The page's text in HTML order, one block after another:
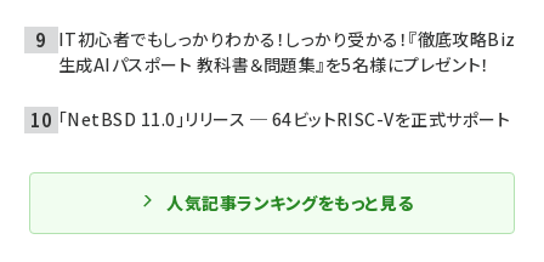
IT初心者でもしっかりわかる！しっかり受かる！『徹底攻略Biz
生成AIパスポート 教科書＆問題集』を5名様にプレゼント！
「NetBSD 11.0」リリース ─ 64ビットRISC-Vを正式サポート
人気記事ランキングをもっと見る